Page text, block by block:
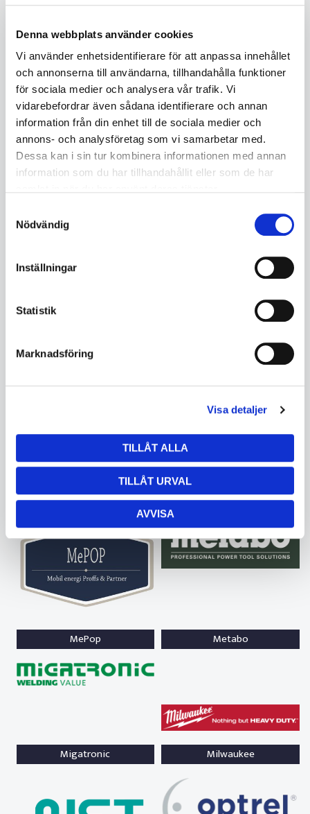
Denna webbplats använder cookies
Vi använder enhetsidentifierare för att anpassa innehållet
och annonserna till användarna, tillhandahålla funktioner
för sociala medier och analysera vår trafik. Vi
vidarebefordrar även sådana identifierare och annan
information från din enhet till de sociala medier och
annons- och analysföretag som vi samarbetar med.
Dessa kan i sin tur kombinera informationen med annan
information som du har tillhandahållit eller som de har
Nödvändig
Inställningar
Statistik
Marknadsföring
Visa detaljer
TILLÅT ALLA
TILLÅT URVAL
AVVISA
Kemper Kemppi
Luna
Lyom Malmbergs
MePop Metabo
Migatronic Milwaukee